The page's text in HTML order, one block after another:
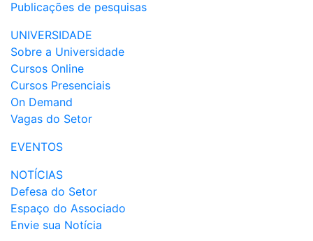
Publicações de pesquisas
UNIVERSIDADE
Sobre a Universidade
Cursos Online
Cursos Presenciais
On Demand
Vagas do Setor
EVENTOS
NOTÍCIAS
Defesa do Setor
Espaço do Associado
Envie sua Notícia